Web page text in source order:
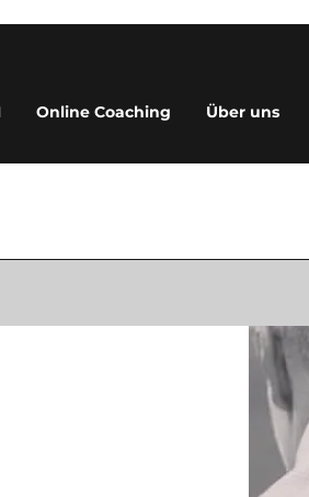
Online Coaching Über uns